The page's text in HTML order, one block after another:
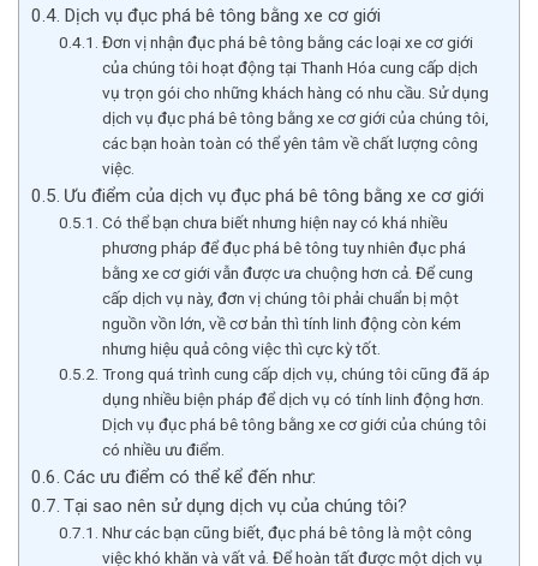
Dịch vụ đục phá bê tông bằng xe cơ giới
Đơn vị nhận đục phá bê tông bằng các loại xe cơ giới
của chúng tôi hoạt động tại Thanh Hóa cung cấp dịch
vụ trọn gói cho những khách hàng có nhu cầu. Sử dụng
dịch vụ đục phá bê tông bằng xe cơ giới của chúng tôi,
các bạn hoàn toàn có thể yên tâm về chất lượng công
việc.
Ưu điểm của dịch vụ đục phá bê tông bằng xe cơ giới
Có thể bạn chưa biết nhưng hiện nay có khá nhiều
phương pháp để đục phá bê tông tuy nhiên đục phá
bằng xe cơ giới vẫn được ưa chuộng hơn cả. Để cung
cấp dịch vụ này, đơn vị chúng tôi phải chuẩn bị một
nguồn vồn lớn, về cơ bản thì tính linh động còn kém
nhưng hiệu quả công việc thì cực kỳ tốt.
Trong quá trình cung cấp dịch vụ, chúng tôi cũng đã áp
dụng nhiều biện pháp để dịch vụ có tính linh động hơn.
Dịch vụ đục phá bê tông bằng xe cơ giới của chúng tôi
có nhiều ưu điểm.
Các ưu điểm có thể kể đến như:
Tại sao nên sử dụng dịch vụ của chúng tôi?
Như các bạn cũng biết, đục phá bê tông là một công
việc khó khăn và vất vả. Để hoàn tất được một dịch vụ